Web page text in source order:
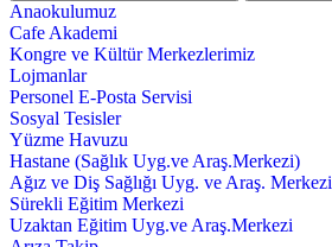
Anaokulumuz
Cafe Akademi
Kongre ve Kültür Merkezlerimiz
Lojmanlar
Personel E-Posta Servisi
Sosyal Tesisler
Yüzme Havuzu
Hastane (Sağlık Uyg.ve Araş.Merkezi)
Ağız ve Diş Sağlığı Uyg. ve Araş. Merkezi
Sürekli Eğitim Merkezi
Uzaktan Eğitim Uyg.ve Araş.Merkezi